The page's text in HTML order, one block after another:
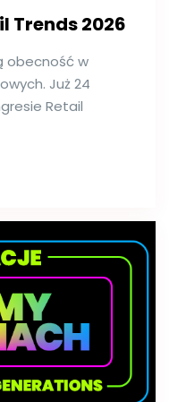
Trends 2026
obecność w
Już 24
Retail